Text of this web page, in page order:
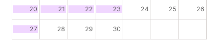
20 21 22 23 24 25 26
27 28 29 30